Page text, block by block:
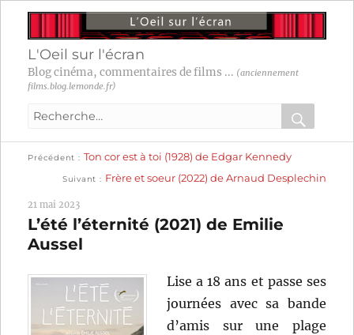
L'Oeil sur l'écran
Blog cinéma, commentaires de films ... (anciennement
films.blog.lemonde.fr)
Recherche
:
OK
Navigation
l’article
Précédent
précédente :
Ton cor est à toi (1928) de Edgar Kennedy
Suivant
suivante :
Frère et soeur (2022) de Arnaud Desplechin
21 mai 2023
L’été l’éternité (2021) de Emilie
Aussel
Lise a 18 ans et passe ses
journées avec sa bande
d’amis sur une plage